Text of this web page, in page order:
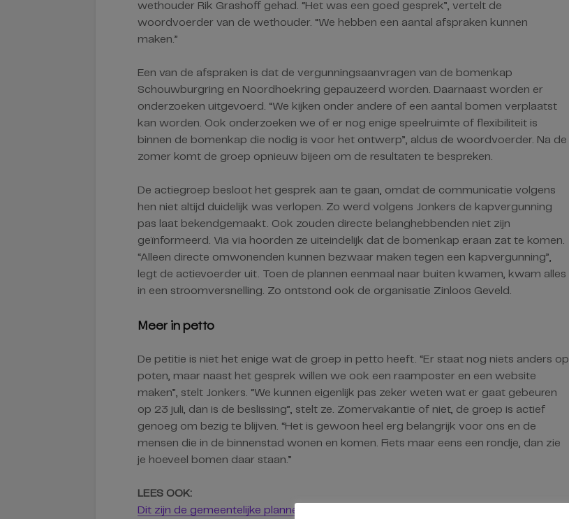
wethouder Rik Grashoff gehad. “Het was een goed gesprek”, vertelt de
woordvoerder van de wethouder. “We hebben een aantal afspraken kunnen
maken.”
Een van de afspraken is dat de vergunningsaanvragen van de bomenkap
Schouwburgring en Noordhoekring gepauzeerd worden. Daarnaast worden er
onderzoeken uitgevoerd. “We kijken onder andere of een aantal bomen verplaatst
kan worden. Ook onderzoeken we of er nog enige speelruimte of flexibiliteit is
binnen de bomenkap die nodig is voor het ontwerp”, aldus de woordvoerder. Na de
zomer komt de groep opnieuw bijeen om de resultaten te bespreken.
De actiegroep besloot het gesprek aan te gaan, omdat de communicatie volgens
hen niet altijd duidelijk was verlopen. Zo werd volgens Jonkers de kapvergunning
pas laat bekendgemaakt. Ook zouden directe belanghebbenden niet zijn
geïnformeerd. Via via hoorden ze uiteindelijk dat de bomenkap eraan zat te komen.
“Alleen directe omwonenden kunnen bezwaar maken tegen een kapvergunning”,
legt de actievoerder uit. Toen de plannen eenmaal naar buiten kwamen, kwam alles
in een stroomversnelling. Zo ontstond ook de organisatie Zinloos Geveld.
Meer in petto
De petitie is niet het enige wat de groep in petto heeft. “Er staat nog niets anders op
poten, maar naast het gesprek willen we ook een raamposter en een website
maken”, stelt Jonkers. “We kunnen eigenlijk pas zeker weten wat er gaat gebeuren
op 23 juli, dan is de beslissing”, stelt ze. Zomervakantie of niet, de groep is actief
genoeg om bezig te blijven. “Het is gewoon heel erg belangrijk voor ons en de
mensen die in de binnenstad wonen en komen. Fiets maar eens een rondje, dan zie
je hoeveel bomen daar staan.”
LEES OOK:
Dit zijn de gemeentelijke plannen voor de Cityring